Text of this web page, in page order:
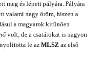
meg és lépett pályára. Pályára
valami nagy öröm, hiszen a
a magyarok kitűnően
volt, de a csatárokat is nagyon
le az MLSZ az első